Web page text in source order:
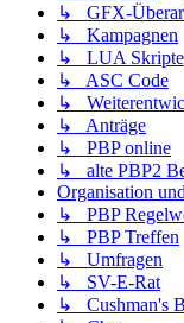
↳ GFX-
↳ Kampagnen
↳ LUA Skripte
↳ ASC Code
↳
↳ Anträge
↳ PBP online
↳ alte PBP2
Organisation
↳ PBP
↳ PBP Treffen
↳ Umfragen
↳ SV-E-Rat
↳ Cushman's